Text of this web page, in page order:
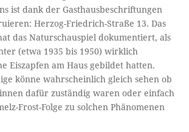
ist dank der Gasthausbeschriftungen
Herzog-Friedrich-Straße 13. Das
das Naturschauspiel dokumentiert, als
(etwa 1935 bis 1950) wirklich
Eiszapfen am Haus gebildet hatten.
könne wahrscheinlich gleich sehen ob
dafür zuständig waren oder einfach
Frost-Folge zu solchen Phänomenen